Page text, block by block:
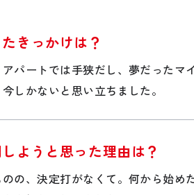
きっかけは？
パートでは手狭だし、夢だった
しかないと思い立ちました。
ようと思った理由は？
の、決定打がなくて。何から始